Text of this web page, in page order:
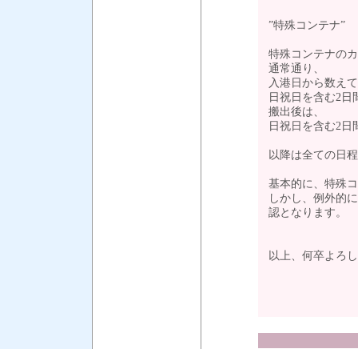
”特殊コンテナ”
特殊コンテナの
通常通り、
入港日から数
日祝日を含む2
搬出後は、
日祝日を含む2
以降は全ての日
基本的に、特殊
しかし、例外的
認となります。
以上、何卒よろ